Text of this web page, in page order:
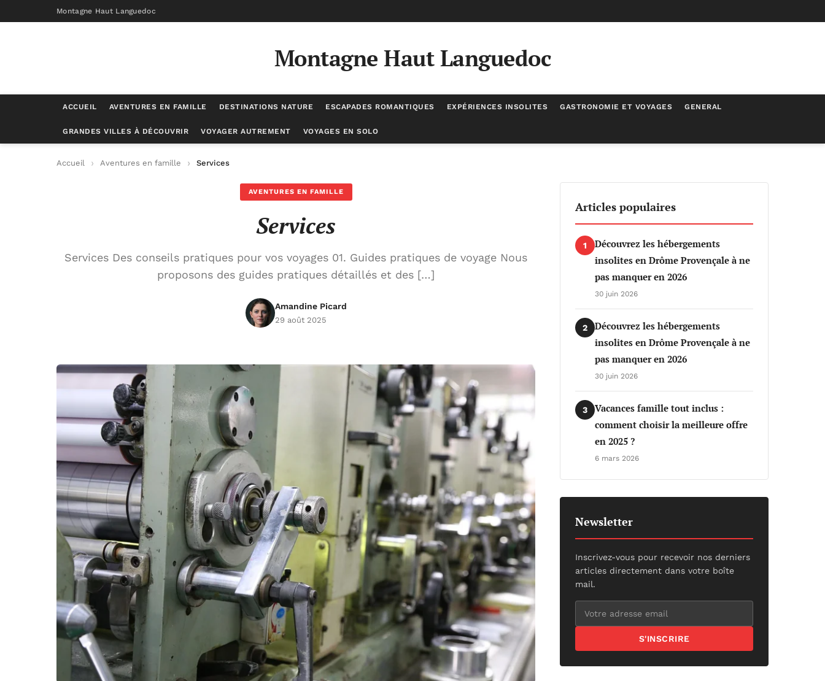
Montagne Haut Languedoc
Montagne Haut Languedoc
ACCUEIL AVENTURES EN FAMILLE DESTINATIONS NATURE ESCAPADES ROMANTIQUES EXPÉRIENCES INSOLITES GASTRONOMIE ET VOYAGES GENERAL
GRANDES VILLES À DÉCOUVRIR VOYAGER AUTREMENT VOYAGES EN SOLO
Accueil Aventures en famille Services
AVENTURES EN FAMILLE
Services
Services Des conseils pratiques pour vos voyages 01. Guides pratiques de voyage Nous
proposons des guides pratiques détaillés et des […]
Amandine Picard
29 août 2025
Articles populaires
1
Découvrez les hébergements
insolites en Drôme Provençale à ne
pas manquer en 2026
30 juin 2026
2
Découvrez les hébergements
insolites en Drôme Provençale à ne
pas manquer en 2026
30 juin 2026
3
Vacances famille tout inclus :
comment choisir la meilleure offre
en 2025 ?
6 mars 2026
Newsletter
Inscrivez-vous pour recevoir nos derniers
articles directement dans votre boîte
mail.
S'INSCRIRE